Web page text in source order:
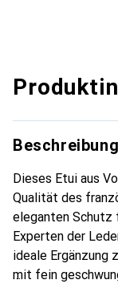
Beschreibung
Dieses Etui aus
Qualität des
eleganten Schutz
Experten der
ideale Ergänzung
mit fein